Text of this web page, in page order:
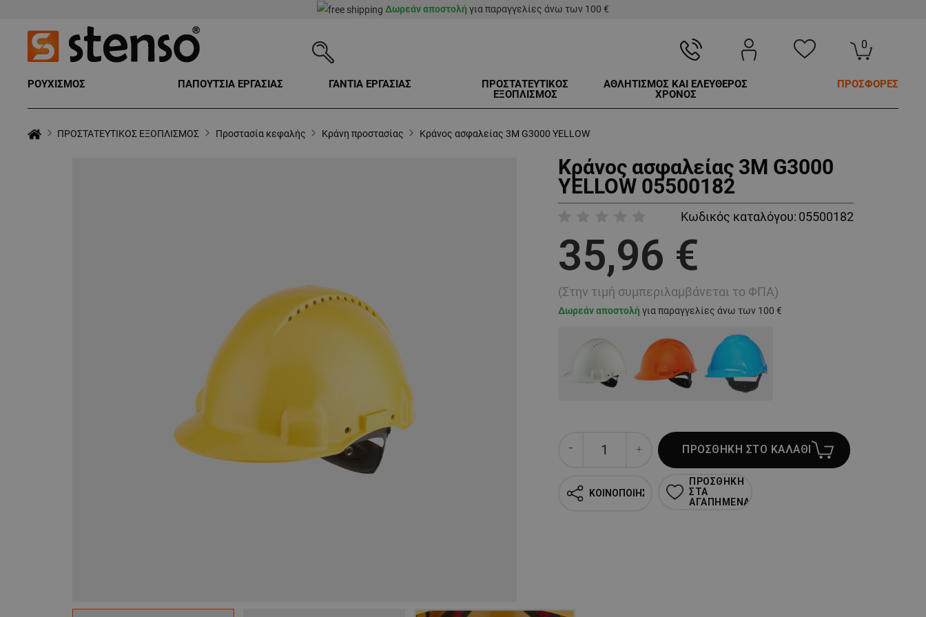
Δωρεάν αποστολή για παραγγελίες άνω των 100 €
0
ΡΟΥΧΙΣΜΟΣ ΠΑΠΟΥΤΣΙΑ ΕΡΓΑΣΙΑΣ ΓΑΝΤΙΑ ΕΡΓΑΣΙΑΣ
ΠΡΟΣΤΑΤΕΥΤΙΚΟΣ
ΕΞΟΠΛΙΣΜΟΣ
ΑΘΛΗΤΙΣΜΟΣ ΚΑΙ ΕΛΕΥΘΕΡΟΣ
ΧΡΟΝΟΣ
ΠΡΟΣΦΟΡΕΣ
ΠΡΟΣΤΑΤΕΥΤΙΚΟΣ ΕΞΟΠΛΙΣΜΟΣ Προστασία κεφαλής Κράνη προστασίας Κράνος ασφαλείας 3M G3000 YELLOW
Κράνος ασφαλείας 3M G3000
YELLOW 05500182
Κωδικός καταλόγου: 05500182
35,96 €
(Στην τιμή συμπεριλαμβάνεται το ΦΠΑ)
Δωρεάν αποστολή για παραγγελίες άνω των 100 €
ΠΡΟΣΘΗΚΗ ΣΤΟ ΚΑΛΑΘΙ
ΚΟΙΝΟΠΟΙΗΣΗ
ΠΡΟΣΘΗΚΗ
ΣΤΑ
ΑΓΑΠΗΜΕΝΑ